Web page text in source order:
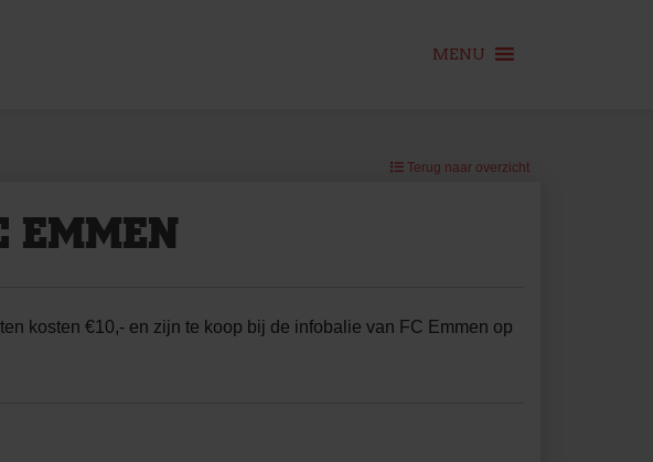
MENU
Terug naar overzicht
EMMEN
kosten €10,- en zijn te koop bij de infobalie van FC Emmen op